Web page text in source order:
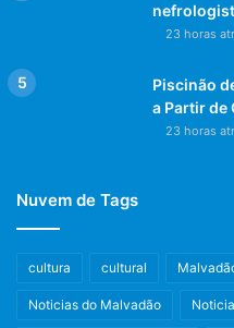
23 horas
Piscinão
a Partir de
23 horas
Nuvem de Tags
cultura cultural
Noticias do Malvadão